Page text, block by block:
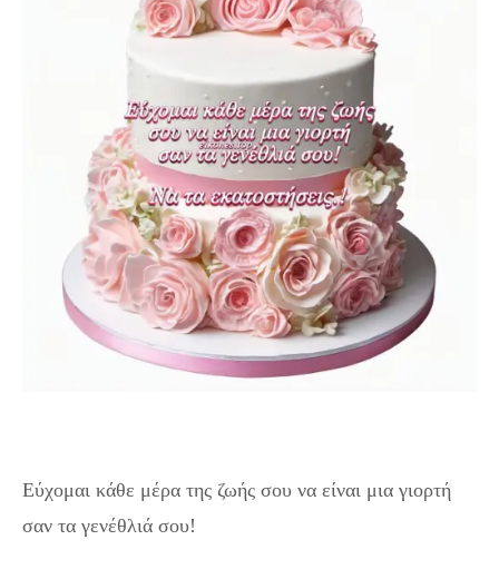
Εύχομαι κάθε μέρα της ζωής σου να είναι μια γιορτή
σαν τα γενέθλιά σου!